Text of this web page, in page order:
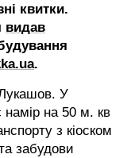
квитки.
видав
.
У
намір на 50 м. кв
з кіоском
забудови